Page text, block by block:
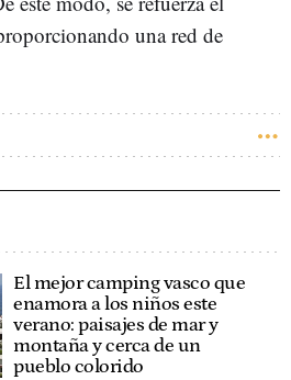
una red de
El mejor camping vasco que
enamora a los niños este
verano: paisajes de mar y
montaña y cerca de un
pueblo colorido